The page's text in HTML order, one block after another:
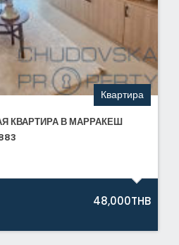
Квартира
КВАРТИРА В МАРРАКЕШ
48,000THB